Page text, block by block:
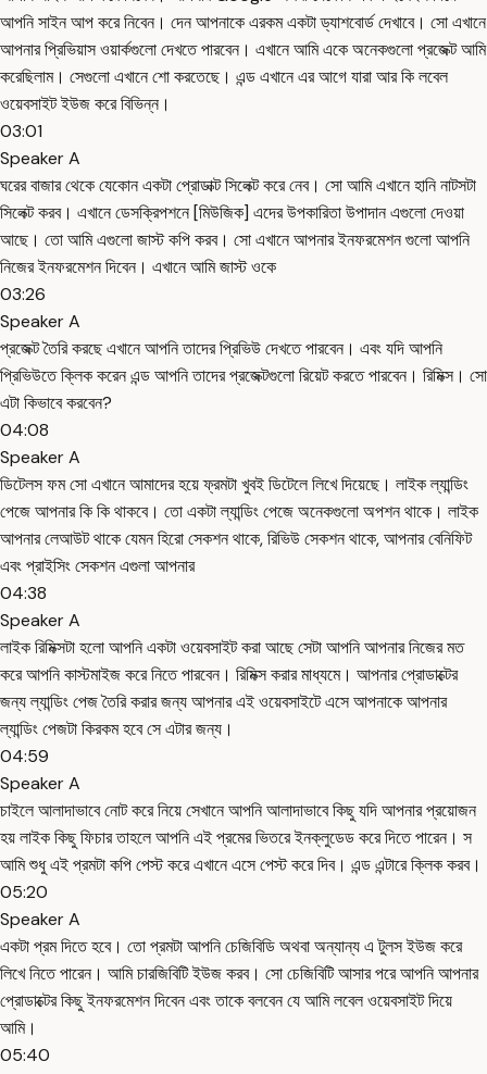
আপনি সাইন আপ করে নিবেন। দেন আপনাকে এরকম একটা ড্যাশবোর্ড দেখাবে। সো এখানে
আপনার প্রিভিয়াস ওয়ার্কগুলো দেখতে পারবেন। এখানে আমি একে অনেকগুলো প্রজেক্ট আমি
করেছিলাম। সেগুলো এখানে শো করতেছে। এন্ড এখানে এর আগে যারা আর কি লবেল
ওয়েবসাইট ইউজ করে বিভিন্ন।
03:01
Speaker A
ঘরের বাজার থেকে যেকোন একটা প্রোডাক্ট সিলেক্ট করে নেব। সো আমি এখানে হানি নাটসটা
সিলেক্ট করব। এখানে ডেসক্রিপশনে [মিউজিক] এদের উপকারিতা উপাদান এগুলো দেওয়া
আছে। তো আমি এগুলো জাস্ট কপি করব। সো এখানে আপনার ইনফরমেশন গুলো আপনি
নিজের ইনফরমেশন দিবেন। এখানে আমি জাস্ট ওকে
03:26
Speaker A
প্রজেক্ট তৈরি করছে এখানে আপনি তাদের প্রিভিউ দেখতে পারবেন। এবং যদি আপনি
প্রিভিউতে ক্লিক করেন এন্ড আপনি তাদের প্রজেক্টগুলো রিয়েট করতে পারবেন। রিমিক্স। সো
এটা কিভাবে করবেন?
04:08
Speaker A
ডিটেলস ফম সো এখানে আমাদের হয়ে ফ্রমটা খুবই ডিটেলে লিখে দিয়েছে। লাইক ল্যান্ডিং
পেজে আপনার কি কি থাকবে। তো একটা ল্যান্ডিং পেজে অনেকগুলো অপশন থাকে। লাইক
আপনার লেআউট থাকে যেমন হিরো সেকশন থাকে, রিভিউ সেকশন থাকে, আপনার বেনিফিট
এবং প্রাইসিং সেকশন এগুলা আপনার
04:38
Speaker A
লাইক রিমিক্সটা হলো আপনি একটা ওয়েবসাইট করা আছে সেটা আপনি আপনার নিজের মত
করে আপনি কাস্টমাইজ করে নিতে পারবেন। রিমিক্স করার মাধ্যমে। আপনার প্রোডাক্টের
জন্য ল্যান্ডিং পেজ তৈরি করার জন্য আপনার এই ওয়েবসাইটে এসে আপনাকে আপনার
ল্যান্ডিং পেজটা কিরকম হবে সে এটার জন্য।
04:59
Speaker A
চাইলে আলাদাভাবে নোট করে নিয়ে সেখানে আপনি আলাদাভাবে কিছু যদি আপনার প্রয়োজন
হয় লাইক কিছু ফিচার তাহলে আপনি এই প্রমের ভিতরে ইনক্লুডেড করে দিতে পারেন। স
আমি শুধু এই প্রমটা কপি পেস্ট করে এখানে এসে পেস্ট করে দিব। এন্ড এন্টারে ক্লিক করব।
05:20
Speaker A
একটা প্রম দিতে হবে। তো প্রমটা আপনি চেজিবিডি অথবা অন্যান্য এ টুলস ইউজ করে
লিখে নিতে পারেন। আমি চারজিবিটি ইউজ করব। সো চেজিবিটি আসার পরে আপনি আপনার
প্রোডাক্টের কিছু ইনফরমেশন দিবেন এবং তাকে বলবেন যে আমি লবেল ওয়েবসাইট দিয়ে
আমি।
05:40